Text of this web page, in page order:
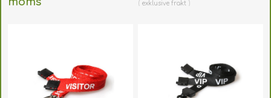
(DE,SE,NO,FI,RO,PL)
exklusivefrakt